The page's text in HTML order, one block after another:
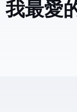
我最愛